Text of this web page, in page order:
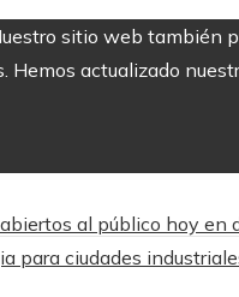
sitio web también
Hemos actualizado
al público hoy en
para ciudades